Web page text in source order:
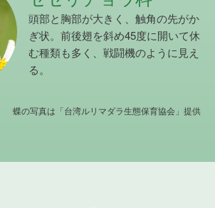
頭部と胸部が大きく、触角の先がか
ぎ状。前後翅を斜め45度に開いて休
む種類も多く、戦闘機のように見え
る。
蝶の写真は「台湾ルリマダラ生態保育協会」提供